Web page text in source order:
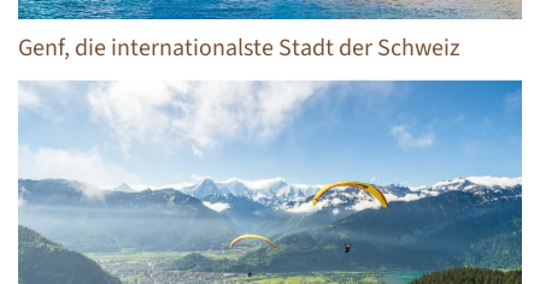
Genf, die internationalste Stadt der Schweiz